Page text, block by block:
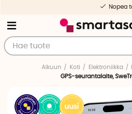
Nopea toimitus &
Alkuun Koti Elektroniikka
GPS-seurantalaite,